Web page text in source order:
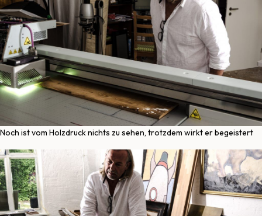
Noch ist vom Holzdruck nichts zu sehen, trotzdem wirkt er begeistert